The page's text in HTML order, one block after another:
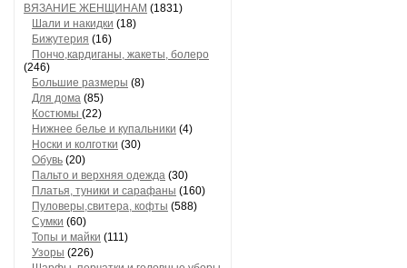
ВЯЗАНИЕ ЖЕНЩИНАМ (1831)
Шали и накидки (18)
Бижутерия (16)
Пончо,кардиганы, жакеты, болеро
(246)
Большие размеры (8)
Для дома (85)
Костюмы (22)
Нижнее белье и купальники (4)
Носки и колготки (30)
Обувь (20)
Пальто и верхняя одежда (30)
Платья, туники и сарафаны (160)
Пуловеры,свитера, кофты (588)
Сумки (60)
Топы и майки (111)
Узоры (226)